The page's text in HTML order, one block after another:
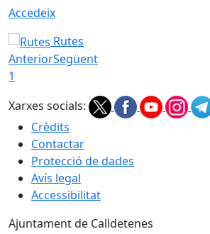
Accedeix
Rutes
AnteriorSegüent
1
Xarxes socials:
Crèdits
Contactar
Protecció de dades
Avís legal
Accessibilitat
Ajuntament de Calldetenes